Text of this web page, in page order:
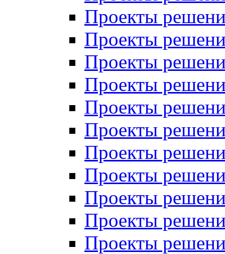
Проекты
Проекты
Проекты
Проекты
Проекты
Проекты
Проекты
Проекты
Проекты
Проекты
Проекты